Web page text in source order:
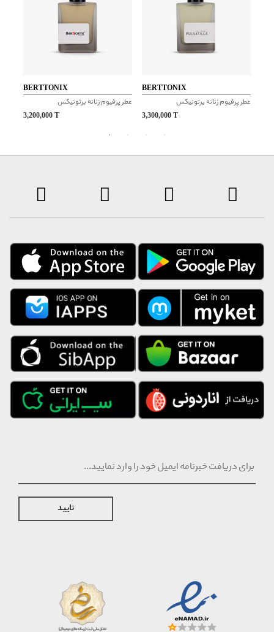
BERTTONIX
عطر پرفیوم زنانه برتونیکس
3,200,000 T
BERTTONIX
عطر پرفیوم زنانه برتونیکس
3,300,000 T
تایید